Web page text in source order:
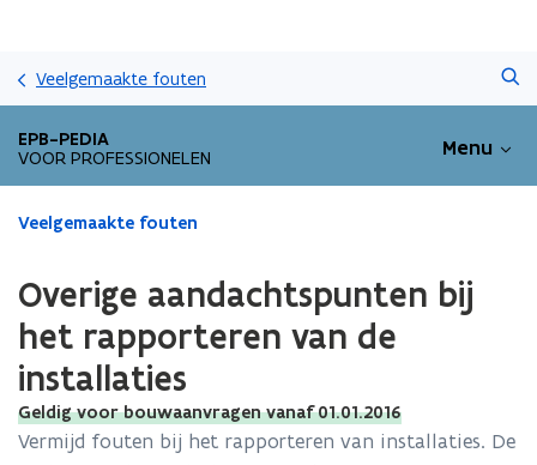
Veelgemaakte fouten
EPB-PEDIA
VOOR PROFESSIONELEN Menu
Gedaan
bevindt
zich
op:
Overige
aandachtspunten
Veelgemaakte fouten
Overige aandachtspunten bij
het rapporteren van de
installaties
Geldig voor bouwaanvragen vanaf 01.01.2016
Vermijd fouten bij het rapporteren van installaties. De